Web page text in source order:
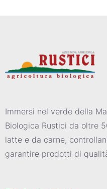
Immersi nel verde della
Biologica Rustici da oltre
latte e da carne,
garantire prodotti di